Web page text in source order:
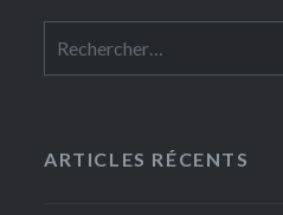
ARTICLES RÉCENTS